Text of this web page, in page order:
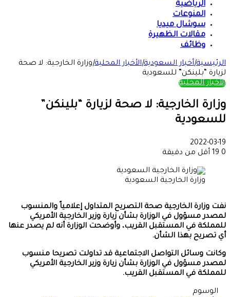
الرياضية
المنوعات
سوشال ميديا
مقالات الظهيرة
وظائف
الرئيسية|أخبار السعودية|الأخبار المحلية|وزارة الخارجية: لا صحة
لزيارة “بلينكن” للسعودية
الأخبار المحلية
وزارة الخارجية: لا صحة لزيارة “بلينكن”
للسعودية
2022-03-19
0
أقل من دقيقة
وزارة الخارجية السعودية
نفت وزارة الخارجية صحة التصريح المتداول إعلامياً والمنسوب
لمصدر مسؤول في الوزارة بشأن زيارة وزير الخارجية الأمريكي
للمملكة في المستقبل القريب، وأوضحت الوزارة أنه لم يصدر عنها
أي تصريح بهذا الشأن.
وكانت وسائل التواصل الاجتماعية قد تداولت تصريحا منسوب
لمصدر مسؤول في الوزارة بشأن زيارة وزير الخارجية الأمريكي
للمملكة في المستقبل القريب.
الوسوم